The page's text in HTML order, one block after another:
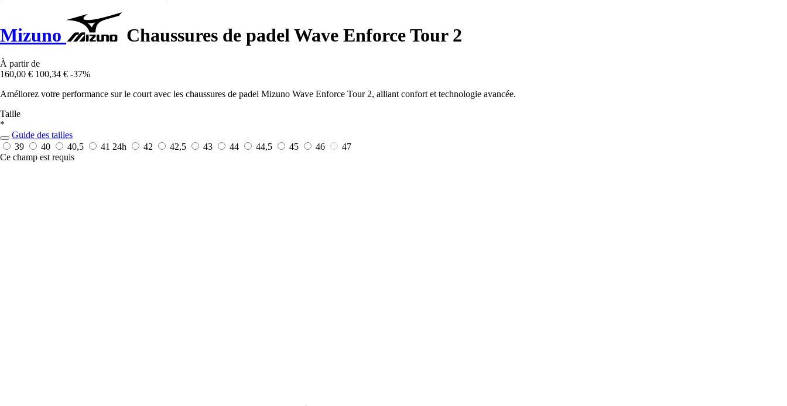
Mizuno Chaussures de padel Wave Enforce Tour 2
À partir de
160,00 € 100,34 € -37%
Améliorez votre performance sur le court avec les chaussures de padel Mizuno Wave Enforce Tour 2, alliant confort et technologie avancée.
Taille
*
Guide des tailles
39
40 40,5 41 24h 42 42,5 43 44 44,5 45 46
47
Ce champ est requis